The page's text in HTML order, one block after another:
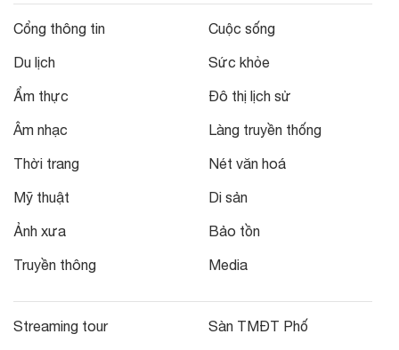
Cổng thông tin
Du lịch
Ẩm thực
Âm nhạc
Thời trang
Mỹ thuật
Ảnh xưa
Truyền thông
Cuộc sống
Sức khỏe
Đô thị lịch sử
Làng truyền thống
Nét văn hoá
Di sản
Bảo tồn
Media
Streaming tour Sàn TMĐT Phố